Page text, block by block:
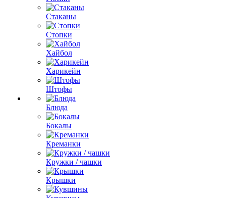
Стаканы
Стопки
Хайбол
Харикейн
Штофы
Блюда
Бокалы
Креманки
Кружки / чашки
Крышки